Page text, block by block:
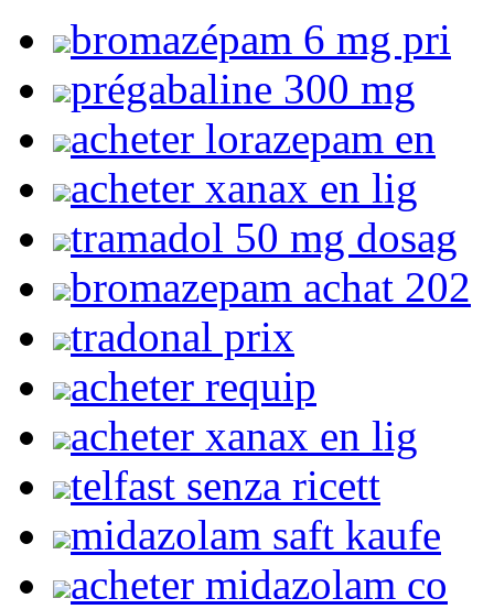
bromazépam 6 mg pri
prégabaline 300 mg
acheter lorazepam en
acheter xanax en lig
tramadol 50 mg dosag
bromazepam achat 202
tradonal prix
acheter requip
acheter xanax en lig
telfast senza ricett
midazolam saft kaufe
acheter midazolam co